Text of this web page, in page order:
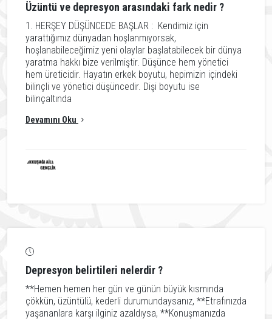
Üzüntü ve depresyon arasındaki fark nedir ?
1. HERŞEY DÜŞÜNCEDE BAŞLAR : Kendimiz için
yarattığımız dünyadan hoşlanmıyorsak,
hoşlanabileceğimiz yeni olaylar başlatabilecek bir dünya
yaratma hakkı bize verilmiştir. Düşünce hem yönetici
hem üreticidir. Hayatın erkek boyutu, hepimizin içindeki
bilinçli ve yönetici düşüncedir. Dişi boyutu ise
bilinçaltında
Devamını Oku
Depresyon belirtileri nelerdir ?
**Hemen hemen her gün ve günün büyük kısmında
çökkün, üzüntülü, kederli durumundaysanız, **Etrafınızda
yaşananlara karşı ilginiz azaldıysa, **Konuşmanızda